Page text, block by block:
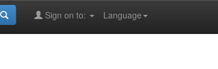
Language
Sign on to: